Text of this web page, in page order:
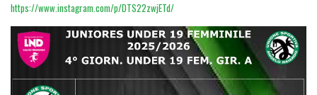
https://www.instagram.com/p/DTS22zwjETd/